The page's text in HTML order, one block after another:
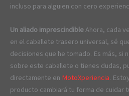
incluso para alguien con cero
Un aliado imprescindibleAhora, cada
en el caballete trasero universal, sé
decisiones que he tomado. Es más, si
sobre este caballete o tienes dudas,
directamente en MotoXperiencia.
producto cambiará tu forma de cuidar